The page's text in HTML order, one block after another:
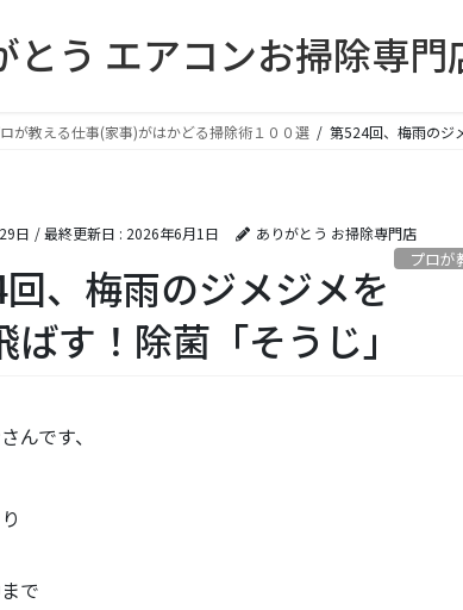
とう エアコンお掃除専門
が教える仕事(家事)がはかどる掃除術１００選 第524回、梅雨のジ
日 / 最終更新日 : 2026年6月1日 ありがとう お掃除専門店
プロが
、梅雨のジメジメを
ばす！除菌「そうじ」
んです、
で